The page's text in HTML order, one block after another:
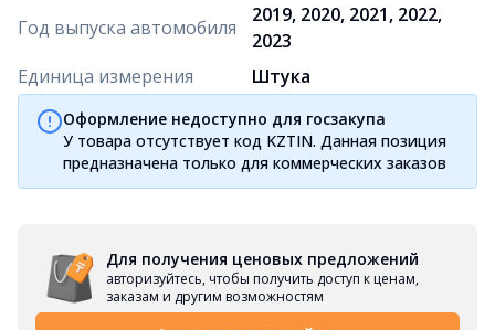
Год выпуска автомобиля
2019, 2020, 2021, 2022,
2023
Единица измерения
Штука
Оформление недоступно для госзакупа
У товара отсутствует код KZTIN. Данная позиция
предназначена только для коммерческих заказов
Для получения ценовых предложений
авторизуйтесь, чтобы получить доступ к ценам,
заказам и другим возможностям